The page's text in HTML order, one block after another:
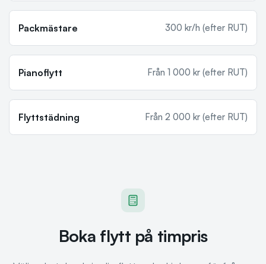
Packmästare 300 kr/h (efter RUT)
Pianoflytt Från 1 000 kr (efter RUT)
Flyttstädning Från 2 000 kr (efter RUT)
Boka flytt på timpris